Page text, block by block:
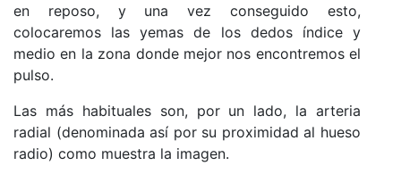
en reposo, y una vez conseguido esto,
colocaremos las yemas de los dedos índice y
medio en la zona donde mejor nos encontremos el
pulso.
Las más habituales son, por un lado, la arteria
radial (denominada así por su proximidad al hueso
radio) como muestra la imagen.